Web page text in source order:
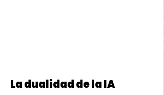
La dualidad de la IA